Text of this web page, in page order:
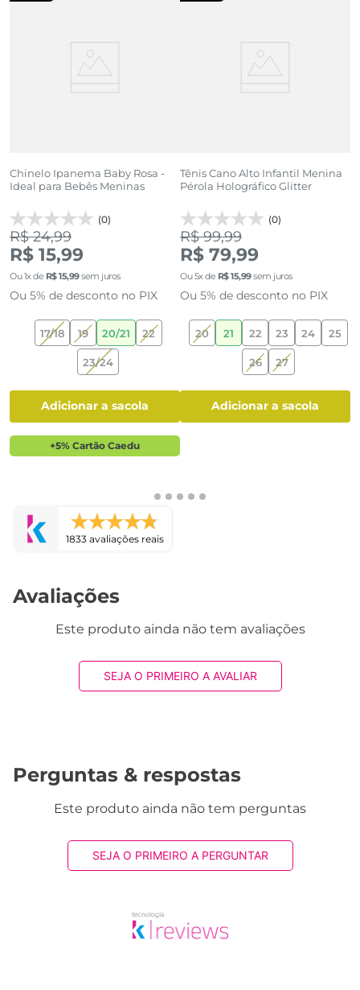
Chinelo Ipanema Baby Rosa -
Ideal para Bebês Meninas
(0)
R$ 24,99
R$ 15,99
Ou1x de R$15,99sem juros
Ou 5% de desconto no PIX
17/18 19 20/21 22
23/24
adicionar a sacola
+5% Cartão Caedu
Tênis Cano Alto Infantil Menina
Pérola Holográfico Glitter
(0)
R$ 99,99
R$ 79,99
Ou5x de R$15,99sem juros
Ou 5% de desconto no PIX
20 21 22 23 24 25
26 27
adicionar a sacola
1833 avaliações reais
Avaliações
Este produto ainda não tem avaliações
SEJA O PRIMEIRO A AVALIAR
Perguntas & respostas
Este produto ainda não tem perguntas
SEJA O PRIMEIRO A PERGUNTAR